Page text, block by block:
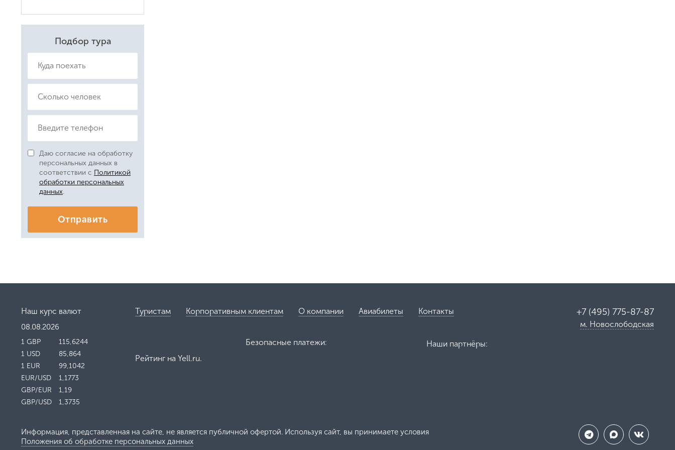
Подбор тура
Даю согласие на обработку
персональных данных в
соответствии с Политикой
обработки персональных
данных.
Отправить
Наш курс валют
08.08.2026
1 GBP
115,6244
1 USD
85,864
1 EUR
99,1042
EUR/USD
1,1773
GBP/EUR
1,19
GBP/USD
1,3735
+7 (495) 775-87-87
м. Новослободская
Туристам Корпоративным клиентам О компании Авиабилеты Контакты
Рейтинг на Yell.ru.
Безопасные платежи: Наши партнёры:
Информация, представленная на сайте, не является публичной офертой. Используя сайт, вы принимаете условия
Положения об обработке персональных данных